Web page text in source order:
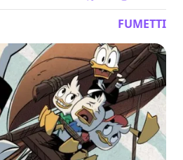
FUMETTI